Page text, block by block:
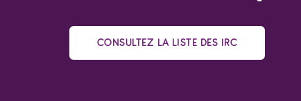
CONSULTEZ LA LISTE DES IRC